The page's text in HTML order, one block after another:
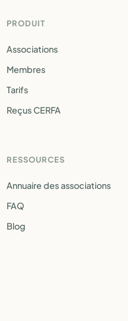
PRODUIT
Associations
Membres
Tarifs
Reçus CERFA
RESSOURCES
Annuaire des associations
FAQ
Blog